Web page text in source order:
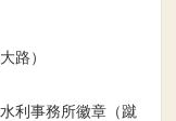
路）
利事務所徽章（蹴